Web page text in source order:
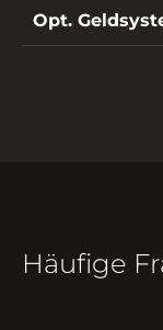
Opt.
Häufige